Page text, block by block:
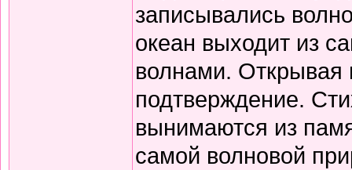
записывались
океан выходит из
волнами. Открывая
подтверждение.
вынимаются из
самой волновой